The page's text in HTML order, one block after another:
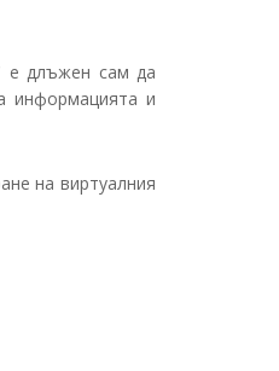
е длъжен сам да
информацията и
на виртуалния